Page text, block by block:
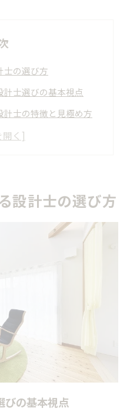
士の選び方
士選びの基本視点
計士の特徴と見極め方
たい新築の要件整理
敗しない比較ポイント
る新築の満足度
の見積もりチェック法
から新築費用を知る方法
く解説する本記事
建築家と設計士の違い
方が新築に及ぼす影響
・建築家選びの基準
計士の比較ポイント
したい実績と相性
設計士の選び方
びの基本視点